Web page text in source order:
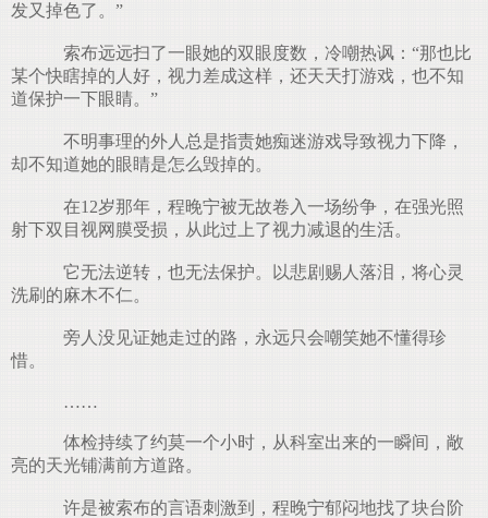
发又掉色了。”
索布远远扫了一眼她的双眼度数，冷嘲热讽：“那也比
某个快瞎掉的人好，视力差成这样，还天天打游戏，也不知
道保护一下眼睛。”
不明事理的外人总是指责她痴迷游戏导致视力下降，
却不知道她的眼睛是怎么毁掉的。
在12岁那年，程晚宁被无故卷入一场纷争，在强光照
射下双目视网膜受损，从此过上了视力减退的生活。
它无法逆转，也无法保护。以悲剧赐人落泪，将心灵
洗刷的麻木不仁。
旁人没见证她走过的路，永远只会嘲笑她不懂得珍
惜。
……
体检持续了约莫一个小时，从科室出来的一瞬间，敞
亮的天光铺满前方道路。
许是被索布的言语刺激到，程晚宁郁闷地找了块台阶